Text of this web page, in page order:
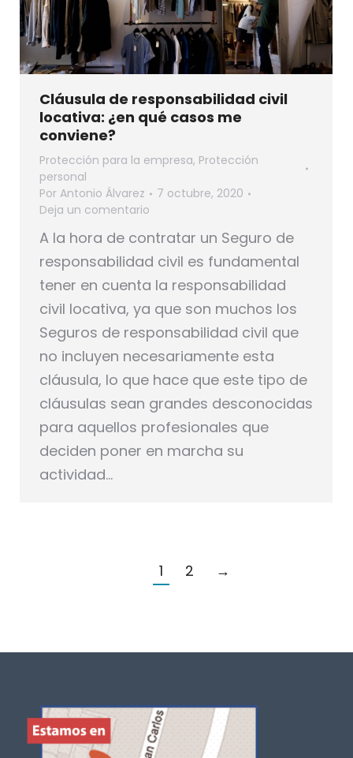
Cláusula de responsabilidad civil
locativa: ¿en qué casos me
conviene?
Protección para la empresa, Protección
personal
Por Antonio Álvarez
7 octubre, 2020
Deja un comentario
A la hora de contratar un Seguro de
responsabilidad civil es fundamental
tener en cuenta la responsabilidad
civil locativa, ya que son muchos los
Seguros de responsabilidad civil que
no incluyen necesariamente esta
cláusula, lo que hace que este tipo de
cláusulas sean grandes desconocidas
para aquellos profesionales que
deciden poner en marcha su
actividad…
1 2 →